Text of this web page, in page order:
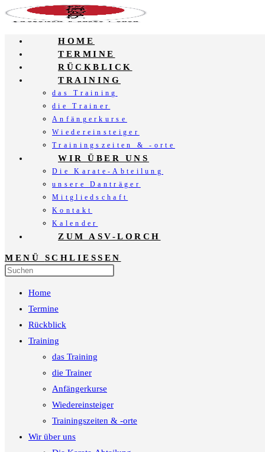
Zum
Inhalt
HOME
TERMINE
RÜCKBLICK
TRAINING
das Training
die Trainer
Anfängerkurse
Wiedereinsteiger
Trainingszeiten & -orte
WIR ÜBER UNS
Die Karate-Abteilung
unsere Danträger
Mitgliedschaft
Kontakt
Kalender
ZUM ASV-LORCH
MENÜ SCHLIESSEN
Home
Termine
Rückblick
Training
das Training
die Trainer
Anfängerkurse
Wiedereinsteiger
Trainingszeiten & -orte
Wir über uns